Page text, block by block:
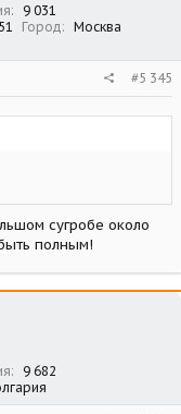
9 031
51 Город
Москва
#5 345
сугробе около
полным!
9 682